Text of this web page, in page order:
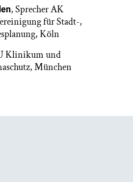
, Sprecher AK
für Stadt-,
Köln
Klinikum und
München